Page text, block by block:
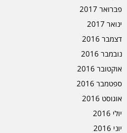
פברואר 2017
ינואר 2017
דצמבר 2016
נובמבר 2016
אוקטובר 2016
ספטמבר 2016
אוגוסט 2016
יולי 2016
יוני 2016